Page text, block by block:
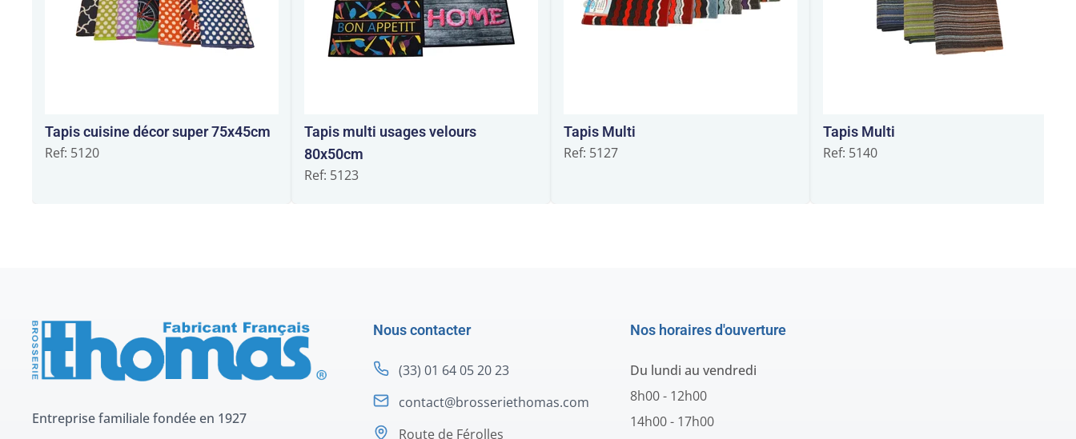
Tapis cuisine décor super 75x45cm
Ref: 5120
Tapis multi usages velours
80x50cm
Ref: 5123
Tapis Multi
Ref: 5127
Tapis Multi
Ref: 5140
Entreprise familiale fondée en 1927
Nous contacter
(33) 01 64 05 20 23
contact@brosseriethomas.com
Route de Férolles
Nos horaires d'ouverture
Du lundi au vendredi
8h00 - 12h00
14h00 - 17h00